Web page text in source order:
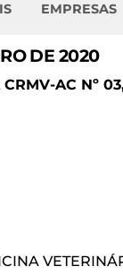
EMPRESAS
DE 2020
CRMV-AC Nº